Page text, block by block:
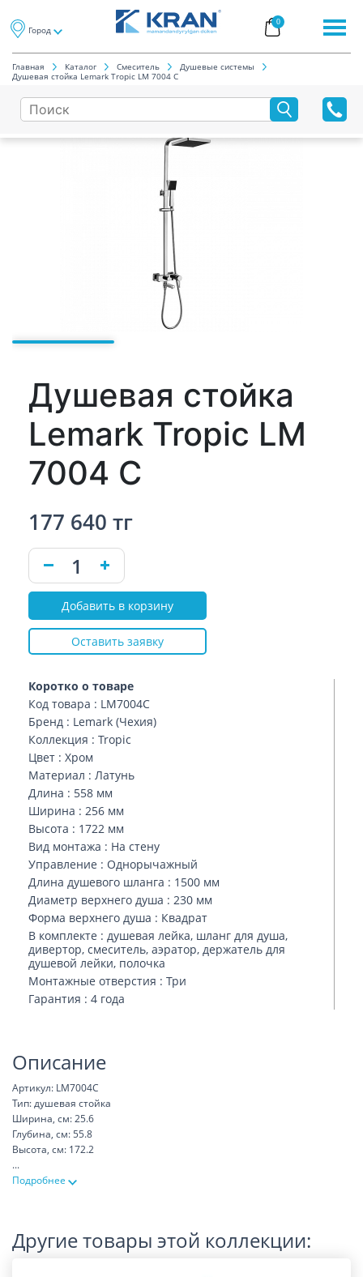
Город
0
Главная Каталог Смеситель
Душевые системы
Душевая стойка Lemark Tropic LM 7004 C
Душевая стойка
Lemark Tropic LM
7004 C
Коротко о товаре
Код товара : LM7004C
Бренд : Lemark (Чехия)
Коллекция : Tropic
Цвет : Хром
Материал : Латунь
Длина : 558 мм
Ширина : 256 мм
Высота : 1722 мм
Вид монтажа : На стену
Управление : Однорычажный
Длина душевого шланга : 1500 мм
Диаметр верхнего душа : 230 мм
Форма верхнего душа : Квадрат
В комплекте : душевая лейка, шланг для душа,
дивертор, смеситель, аэратор, держатель для
душевой лейки, полочка
Монтажные отверстия : Три
Гарантия : 4 года
177 640 тг
Добавить в корзину
Оставить заявку
Описание
Артикул: LM7004C
Тип: душевая стойка
Ширина, см: 25.6
Глубина, см: 55.8
Высота, см: 172.2
...
Подробнее
Другие товары этой коллекции: